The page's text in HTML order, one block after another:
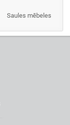
Saules mēbeles